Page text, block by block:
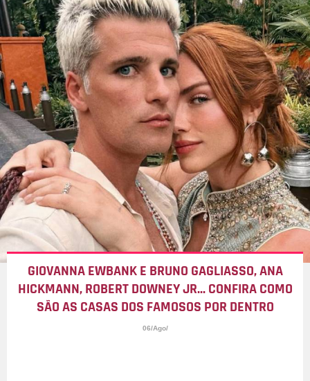
GIOVANNA EWBANK E BRUNO GAGLIASSO, ANA
HICKMANN, ROBERT DOWNEY JR... CONFIRA COMO
SÃO AS CASAS DOS FAMOSOS POR DENTRO
06/Ago/